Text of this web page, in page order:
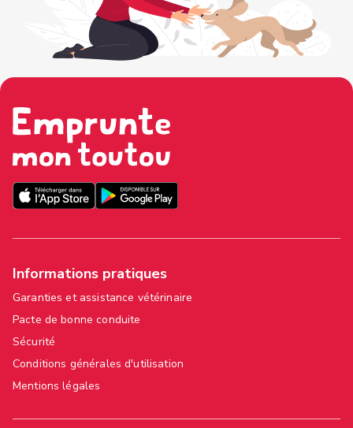
Informations pratiques
Garanties et assistance vétérinaire
Pacte de bonne conduite
Sécurité
Conditions générales d'utilisation
Mentions légales